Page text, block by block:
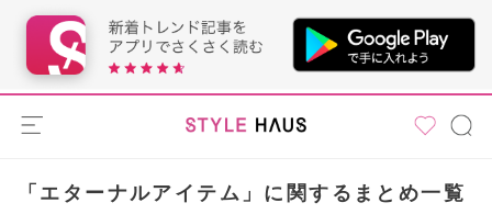
「エターナルアイテム」に関するまとめ一覧